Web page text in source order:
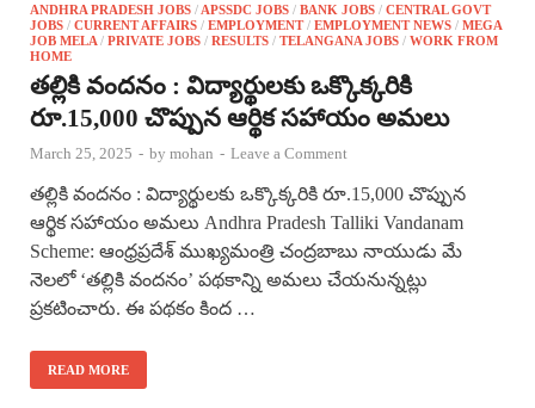
ANDHRA PRADESH JOBS / APSSDC JOBS / BANK JOBS / CENTRAL GOVT
JOBS / CURRENT AFFAIRS / EMPLOYMENT/ EMPLOYMENT NEWS / MEGA
JOB MELA / PRIVATE JOBS / RESULTS / TELANGANA JOBS / WORK FROM
HOME
తల్లికి వందనం : విద్యార్థులకు ఒక్కొక్కరికి
రూ.15,000 చొప్పున ఆర్థిక సహాయం అమలు
March 25, 2025 - by mohan - Leave a Comment
తల్లికి వందనం : విద్యార్థులకు ఒక్కొక్కరికి రూ.15,000 చొప్పున
ఆర్థిక సహాయం అమలు Andhra Pradesh Talliki Vandanam
Scheme: ఆంధ్రప్రదేశ్ ముఖ్యమంత్రి చంద్రబాబు నాయుడు మే
నెలలో ‘తల్లికి వందనం’ పథకాన్ని అమలు చేయనున్నట్లు
ప్రకటించారు. ఈ పథకం కింద …
READ MORE